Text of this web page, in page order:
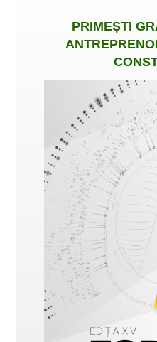
PRIMEȘTI